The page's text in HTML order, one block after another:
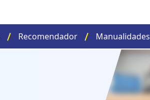
Recomendador Manualidades